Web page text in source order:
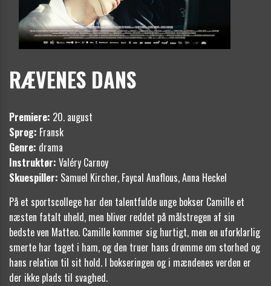
RÆVENES DANS
Premiere: 20. august
Sprog: Fransk
Genre: drama
Instruktør: Valéry Carnoy
Skuespiller: Samuel Kircher, Faycal Anaflous, Anna Heckel
På et sportscollege har den talentfulde unge bokser Camille et
næsten fatalt uheld, men bliver reddet på målstregen af sin
bedste ven Matteo. Camille kommer sig hurtigt, men en uforklarlig
smerte har taget i ham, og den truer hans drømme om storhed og
hans relation til sit hold. I bokseringen og i mændenes verden er
der ikke plads til svaghed.